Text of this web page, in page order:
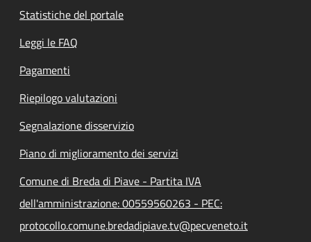
Statistiche del portale
Leggi le FAQ
Pagamenti
Riepilogo valutazioni
Segnalazione disservizio
Piano di miglioramento dei servizi
Comune di Breda di Piave - Partita IVA
dell'amministrazione: 00559560263 - PEC:
protocollo.comune.bredadipiave.tv@pecveneto.it